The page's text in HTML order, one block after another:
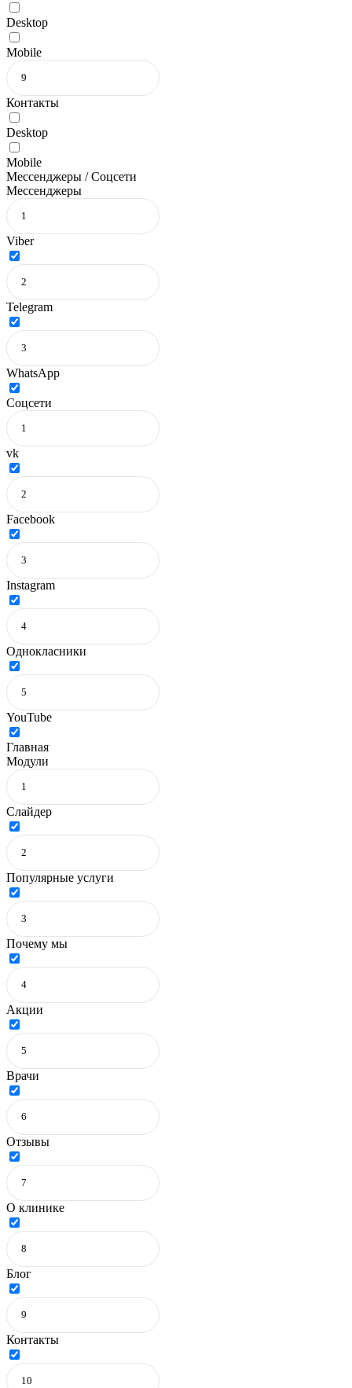
Desktop
Mobile
Контакты
Desktop
Mobile
Мессенджеры / Соцсети
Мессенджеры
Viber
Telegram
WhatsApp
Соцсети
vk
Facebook
Instagram
Однокласники
YouTube
Главная
Модули
Слайдер
Популярные услуги
Почему мы
Акции
Врачи
Отзывы
О клинике
Блог
Контакты